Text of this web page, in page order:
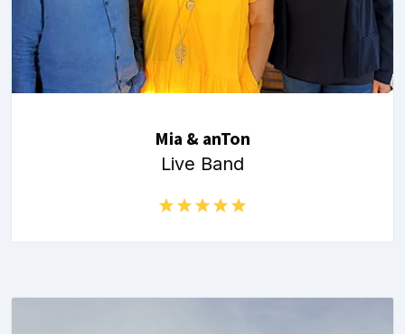
Mia & anTon
Live Band